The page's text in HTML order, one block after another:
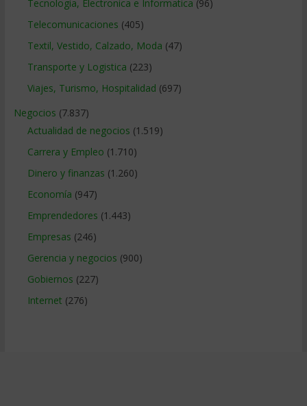
Tecnologia, Electronica e Informatica (96)
Telecomunicaciones (405)
Textil, Vestido, Calzado, Moda (47)
Transporte y Logistica (223)
Viajes, Turismo, Hospitalidad (697)
Negocios (7.837)
Actualidad de negocios (1.519)
Carrera y Empleo (1.710)
Dinero y finanzas (1.260)
Economía (947)
Emprendedores (1.443)
Empresas (246)
Gerencia y negocios (900)
Gobiernos (227)
Internet (276)